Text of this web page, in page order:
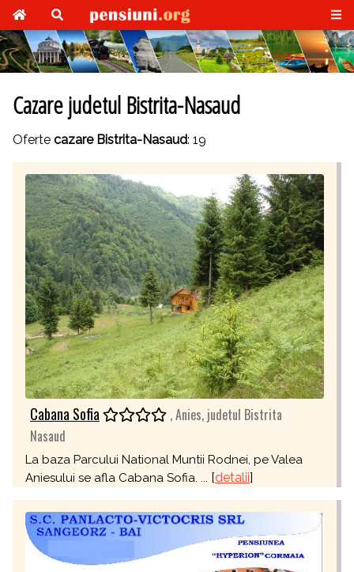
Cazare judetul Bistrita-Nasaud
Oferte cazare Bistrita-Nasaud: 19
Cabana Sofia
, Anies, judetul Bistrita
Nasaud
La baza Parcului National Muntii Rodnei, pe Valea
Aniesului se afla Cabana Sofia. ... [detalii]